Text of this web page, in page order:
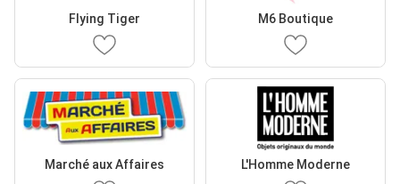
Flying Tiger M6 Boutique
Marché aux Affaires L'Homme Moderne